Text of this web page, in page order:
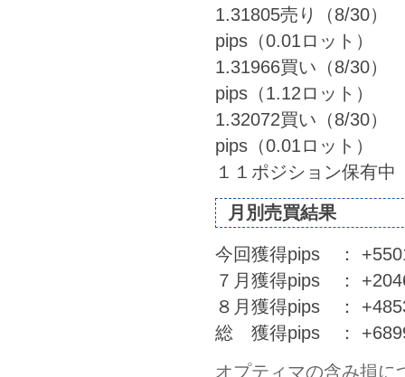
1.31805売り（8/30
pips（0.01ロット）
1.31966買い（8/30
pips（1.12ロット）
1.32072買い（8/30
pips（0.01ロット）
１１ポジション保有中
月別売買結果
今回獲得pips ：
７月獲得pips ：
８月獲得pips ：
総 獲得pips ：
オプティマの含み損に